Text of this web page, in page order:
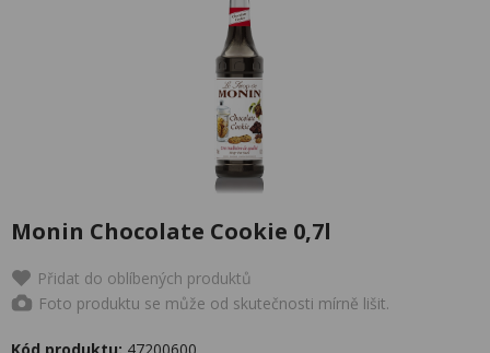
Monin Chocolate Cookie 0,7l
Přidat do oblíbených produktů
Foto produktu se může od skutečnosti mírně lišit.